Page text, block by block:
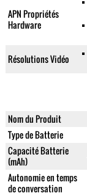
APN Propriétés
Hardware
Résolutions Vidéo
Nom du Produit
Type de Batterie
Capacité Batterie
(mAh)
Autonomie en temps
de conversation